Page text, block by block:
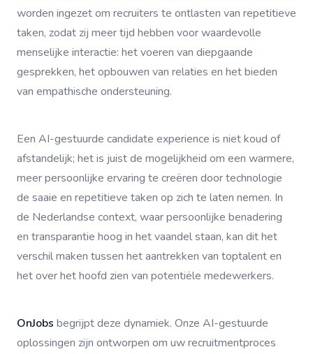
worden ingezet om recruiters te ontlasten van repetitieve
taken, zodat zij meer tijd hebben voor waardevolle
menselijke interactie: het voeren van diepgaande
gesprekken, het opbouwen van relaties en het bieden
van empathische ondersteuning.
Een AI-gestuurde candidate experience is niet koud of
afstandelijk; het is juist de mogelijkheid om een warmere,
meer persoonlijke ervaring te creëren door technologie
de saaie en repetitieve taken op zich te laten nemen. In
de Nederlandse context, waar persoonlijke benadering
en transparantie hoog in het vaandel staan, kan dit het
verschil maken tussen het aantrekken van toptalent en
het over het hoofd zien van potentiële medewerkers.
OnJobs begrijpt deze dynamiek. Onze AI-gestuurde
oplossingen zijn ontworpen om uw recruitmentproces